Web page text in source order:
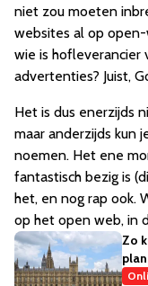
niet zou moeten
websites al op
wie is hofleverancier
advertenties? Juist,
Het is dus enerzijds
maar anderzijds kun
noemen. Het ene
fantastisch bezig is
het, en nog rap ook.
op het open web, in
Zo